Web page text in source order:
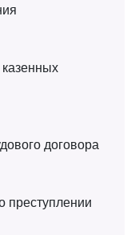
договора
преступлении